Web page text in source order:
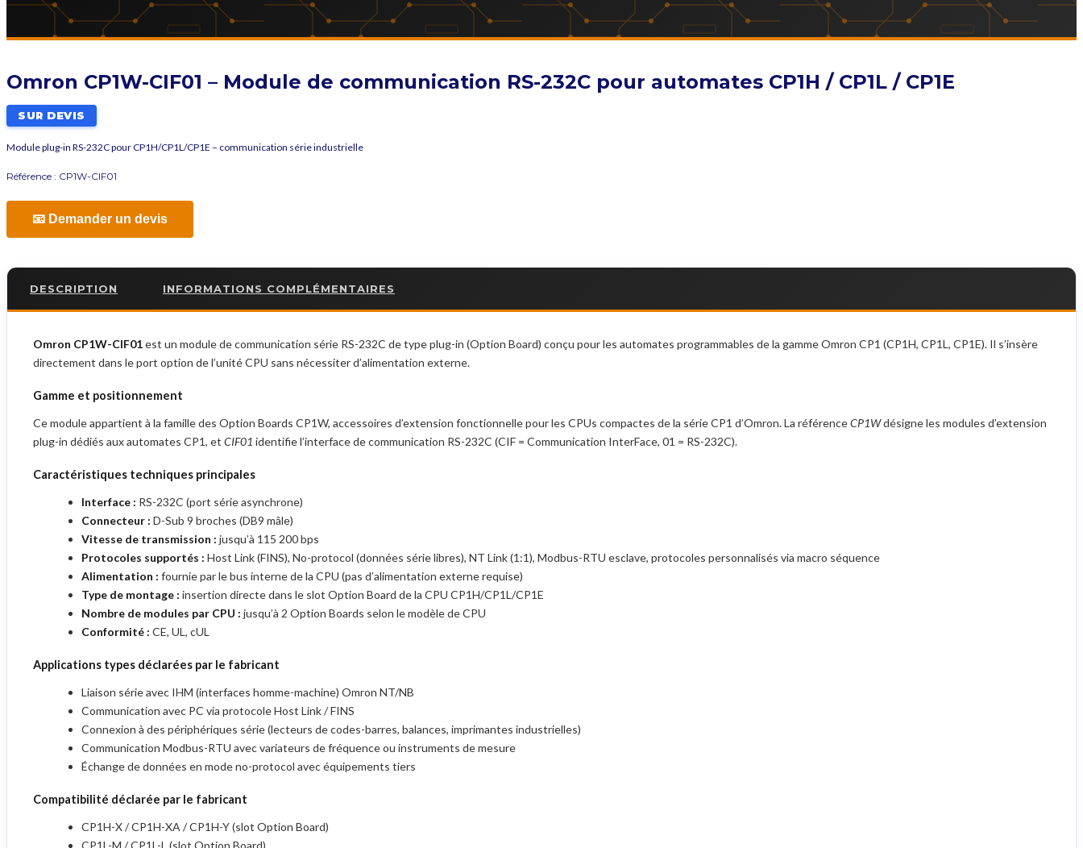
Omron CP1W-CIF01 – Module de communication RS-232C pour automates CP1H / CP1L / CP1E
SUR DEVIS
Module plug-in RS-232C pour CP1H/CP1L/CP1E – communication série industrielle
Référence : CP1W-CIF01
📧 Demander un devis
DESCRIPTION INFORMATIONS COMPLÉMENTAIRES
Omron CP1W-CIF01est un module de communication série RS-232C de type plug-in (Option Board) conçu pour les automates programmables de la gamme Omron CP1 (CP1H, CP1L, CP1E). Il s’insère
directement dans le port option de l’unité CPU sans nécessiter d’alimentation externe.
Gamme et positionnement
Ce module appartient à la famille des Option Boards CP1W, accessoires d’extension fonctionnelle pour les CPUs compactes de la série CP1 d’Omron. La référenceCP1Wdésigne les modules d’extension
plug-in dédiés aux automates CP1, et CIF01 identifie l’interface de communication RS-232C (CIF = Communication InterFace, 01 = RS-232C).
Caractéristiques techniques principales
Interface : RS-232C (port série asynchrone)
Connecteur : D-Sub 9 broches (DB9 mâle)
Vitesse de transmission : jusqu’à 115 200 bps
Protocoles supportés : Host Link (FINS), No-protocol (données série libres), NT Link (1:1), Modbus-RTU esclave, protocoles personnalisés via macro séquence
Alimentation : fournie par le bus interne de la CPU (pas d’alimentation externe requise)
Type de montage : insertion directe dans le slot Option Board de la CPU CP1H/CP1L/CP1E
Nombre de modules par CPU : jusqu’à 2 Option Boards selon le modèle de CPU
Conformité : CE, UL, cUL
Applications types déclarées par le fabricant
Liaison série avec IHM (interfaces homme-machine) Omron NT/NB
Communication avec PC via protocole Host Link / FINS
Connexion à des périphériques série (lecteurs de codes-barres, balances, imprimantes industrielles)
Communication Modbus-RTU avec variateurs de fréquence ou instruments de mesure
Échange de données en mode no-protocol avec équipements tiers
Compatibilité déclarée par le fabricant
CP1H-X / CP1H-XA / CP1H-Y (slot Option Board)